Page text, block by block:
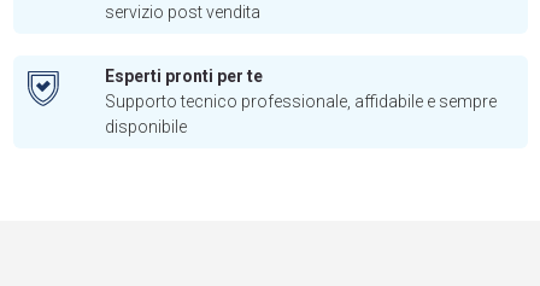
servizio post vendita
Esperti pronti per te
Supporto tecnico professionale, affidabile e sempre
disponibile